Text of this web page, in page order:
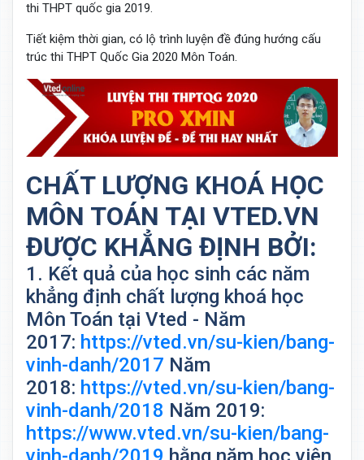
thi THPT quốc gia 2019.
Tiết kiệm thời gian, có lộ trình luyện đề đúng hướng cấu
trúc thi THPT Quốc Gia 2020 Môn Toán.
CHẤT LƯỢNG KHOÁ HỌC
MÔN TOÁN TẠI VTED.VN
ĐƯỢC KHẲNG ĐỊNH BỞI:
1. Kết quả của học sinh các năm
khẳng định chất lượng khoá học
Môn Toán tại Vted - Năm
2017: https://vted.vn/su-kien/bang-
vinh-danh/2017 Năm
2018: https://vted.vn/su-kien/bang-
vinh-danh/2018 Năm 2019:
https://www.vted.vn/su-kien/bang-